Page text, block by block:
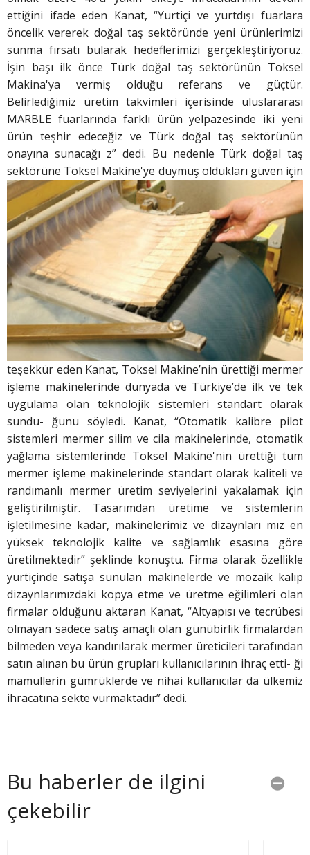
ettiğini ifade eden Kanat, “Yurtiçi ve yurtdışı fuarlara
öncelik vererek doğal taş sektöründe yeni ürünlerimizi
sunma fırsatı bularak hedeflerimizi gerçekleştiriyoruz.
İşin başı ilk önce Türk doğal taş sektörünün Toksel
Makina'ya vermiş olduğu referans ve güçtür.
Belirlediğimiz üretim takvimleri içerisinde uluslararası
MARBLE fuarlarında farklı ürün yelpazesinde iki yeni
ürün teşhir edeceğiz ve Türk doğal taş sektörünün
onayına sunacağı z” dedi. Bu nedenle Türk doğal taş
sektörüne Toksel Makine'ye duymuş oldukları güven için
teşekkür eden Kanat, Toksel Makine’nin ürettiği mermer
işleme makinelerinde dünyada ve Türkiye’de ilk ve tek
uygulama olan teknolojik sistemleri standart olarak
sundu- ğunu söyledi. Kanat, “Otomatik kalibre pilot
sistemleri mermer silim ve cila makinelerinde, otomatik
yağlama sistemlerinde Toksel Makine'nin ürettiği tüm
mermer işleme makinelerinde standart olarak kaliteli ve
randımanlı mermer üretim seviyelerini yakalamak için
geliştirilmiştir. Tasarımdan üretime ve sistemlerin
işletilmesine kadar, makinelerimiz ve dizaynları mız en
yüksek teknolojik kalite ve sağlamlık esasına göre
üretilmektedir” şeklinde konuştu. Firma olarak özellikle
yurtiçinde satışa sunulan makinelerde ve mozaik kalıp
dizaynlarımızdaki kopya etme ve üretme eğilimleri olan
firmalar olduğunu aktaran Kanat, “Altyapısı ve tecrübesi
olmayan sadece satış amaçlı olan günübirlik firmalardan
bilmeden veya kandırılarak mermer üreticileri tarafından
satın alınan bu ürün grupları kullanıcılarının ihraç etti- ği
mamullerin gümrüklerde ve nihai kullanıcılar da ülkemiz
ihracatına sekte vurmaktadır” dedi.
Bu haberler de ilgini
çekebilir